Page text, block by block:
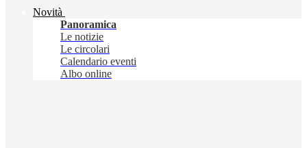
Novità
Panoramica
Le notizie
Le circolari
Calendario eventi
Albo online